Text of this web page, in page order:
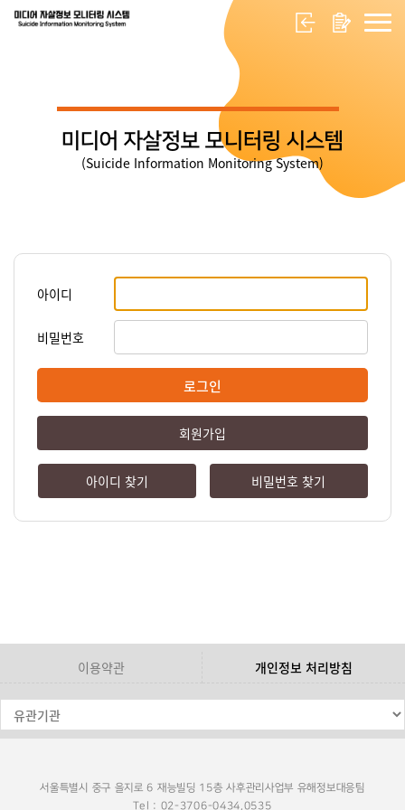
미디어 자살정보 모니터링 시스템
(Suicide Information Monitoring System)
아이디
비밀번호
로그인
회원가입
아이디 찾기 비밀번호 찾기
이용약관 개인정보 처리방침
서울특별시 중구 을지로 6 재능빌딩 15층 사후관리사업부 유해정보대응팀
Tel : 02-3706-0434,0535